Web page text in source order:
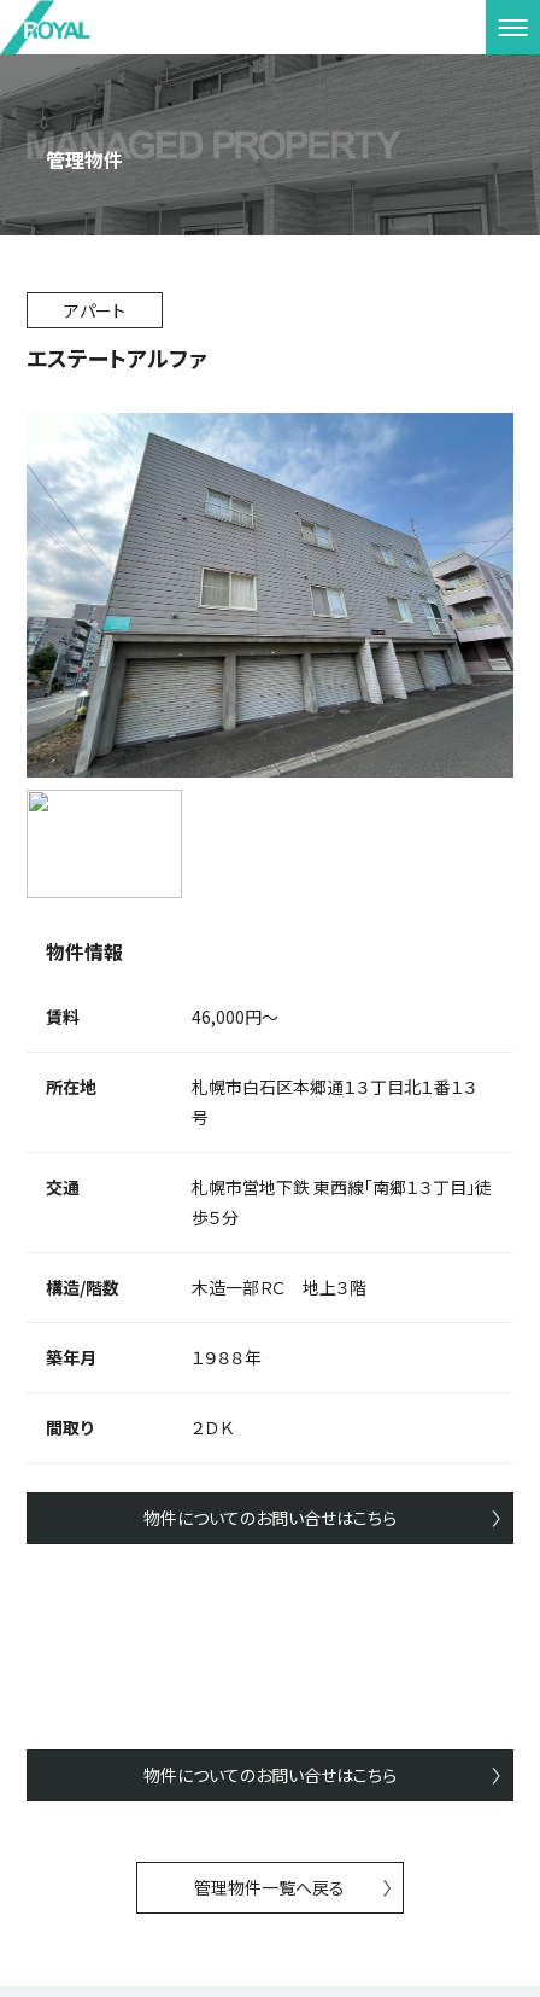
管理物件
アパート
エステートアルファ
物件情報
賃料 46,000円～
所在地
札幌市白石区本郷通１３丁目北１番１３
号
交通
札幌市営地下鉄 東西線「南郷１３丁目」徒
歩５分
構造/階数 木造一部ＲＣ 地上３階
築年月 １９８８年
間取り ２ＤＫ
物件についてのお問い合せはこちら
物件についてのお問い合せはこちら
管理物件一覧へ戻る